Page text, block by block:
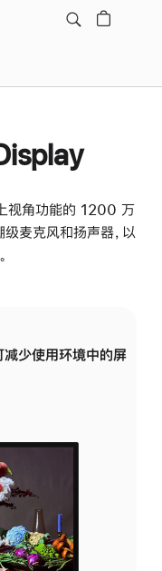
视角功能的 1200 万
麦克风和扬声器，以
减少使用环境中的屏